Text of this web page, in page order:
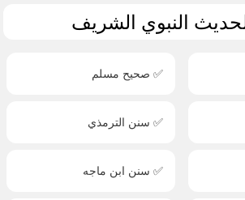
النبوي الشريف
✅ صحيح مسلم
✅ سنن الترمذي
✅ سنن ابن ماجه